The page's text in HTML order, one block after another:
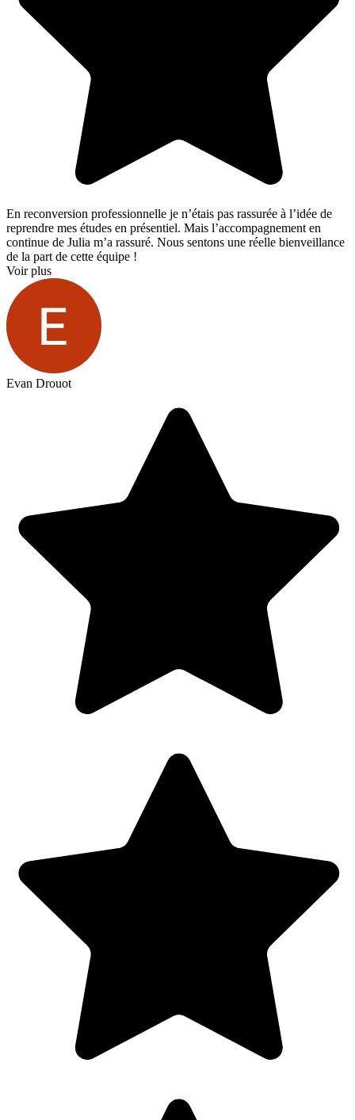
En reconversion professionnelle je n’étais pas rassurée à l’idée de
reprendre mes études en présentiel. Mais l’accompagnement en
continue de Julia m’a rassuré. Nous sentons une réelle bienveillance
de la part de cette équipe !
Voir plus
Evan Drouot